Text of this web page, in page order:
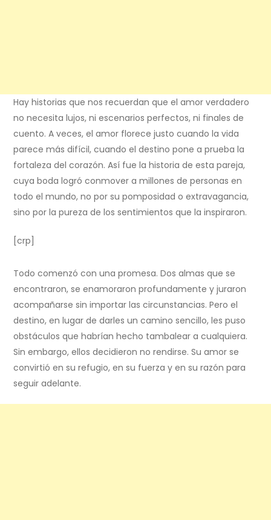
Hay historias que nos recuerdan que el amor verdadero
no necesita lujos, ni escenarios perfectos, ni finales de
cuento. A veces, el amor florece justo cuando la vida
parece más difícil, cuando el destino pone a prueba la
fortaleza del corazón. Así fue la historia de esta pareja,
cuya boda logró conmover a millones de personas en
todo el mundo, no por su pomposidad o extravagancia,
sino por la pureza de los sentimientos que la inspiraron.
[crp]
Todo comenzó con una promesa. Dos almas que se
encontraron, se enamoraron profundamente y juraron
acompañarse sin importar las circunstancias. Pero el
destino, en lugar de darles un camino sencillo, les puso
obstáculos que habrían hecho tambalear a cualquiera.
Sin embargo, ellos decidieron no rendirse. Su amor se
convirtió en su refugio, en su fuerza y en su razón para
seguir adelante.